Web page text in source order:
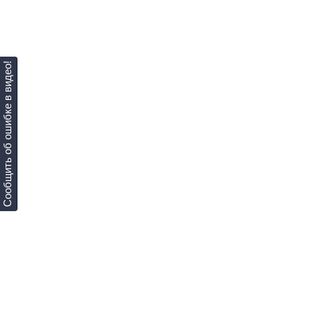
Сообщить об ошибке в видео!